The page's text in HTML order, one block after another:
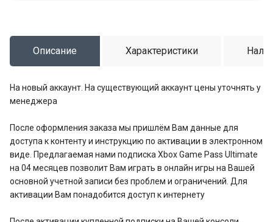
Описание Характеристики
На новый аккаунт. На существующий аккаунт цены уточнять у
менеджера
После оформления заказа мы пришлём Вам данные для
доступа к контенту и инструкцию по активации в электронном
виде. Предлагаемая нами подписка Xbox Game Pass Ultimate
на 04 месяцев позволит Вам играть в онлайн игры на Вашей
основной учетной записи без проблем и ограничений. Для
активации Вам понадобится доступ к интернету